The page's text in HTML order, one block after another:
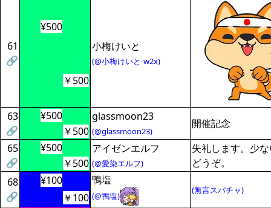
61
🔗
¥500
小梅けいと
(@小梅けいと-w2x)
￥500
63
🔗
¥500 glassmoon23
(@glassmoon23)
開催記念
￥500
65
🔗
¥500 アイゼンエルフ
(@愛染エルフ)
失礼します。少
どうぞ。
￥500
68
🔗
¥100 鴨塩
(@鴨塩)
(無言スパチャ)
￥100